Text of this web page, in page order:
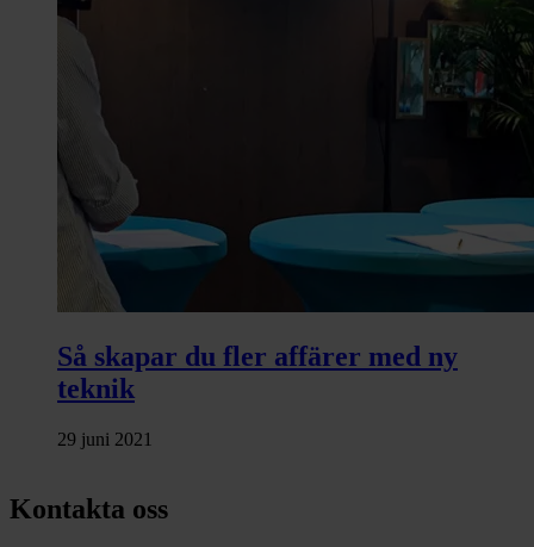
Så skapar du fler affärer med ny
teknik
29 juni 2021
Kontakta oss